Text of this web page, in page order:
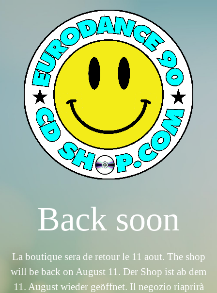
Back soon
La boutique sera de retour le 11 aout. The shop
will be back on August 11. Der Shop ist ab dem
11. August wieder geöffnet. Il negozio riaprirà